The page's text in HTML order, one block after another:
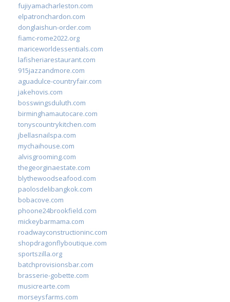
fujiyamacharleston.com
elpatronchardon.com
donglaishun-order.com
fiamc-rome2022.org
mariceworldessentials.com
lafisheriarestaurant.com
915jazzandmore.com
aguadulce-countryfair.com
jakehovis.com
bosswingsduluth.com
birminghamautocare.com
tonyscountrykitchen.com
jbellasnailspa.com
mychaihouse.com
alvisgrooming.com
thegeorginaestate.com
blythewoodseafood.com
paolosdelibangkok.com
bobacove.com
phoone24brookfield.com
mickeybarmama.com
roadwayconstructioninc.com
shopdragonflyboutique.com
sportszilla.org
batchprovisionsbar.com
brasserie-gobette.com
musicrearte.com
morseysfarms.com